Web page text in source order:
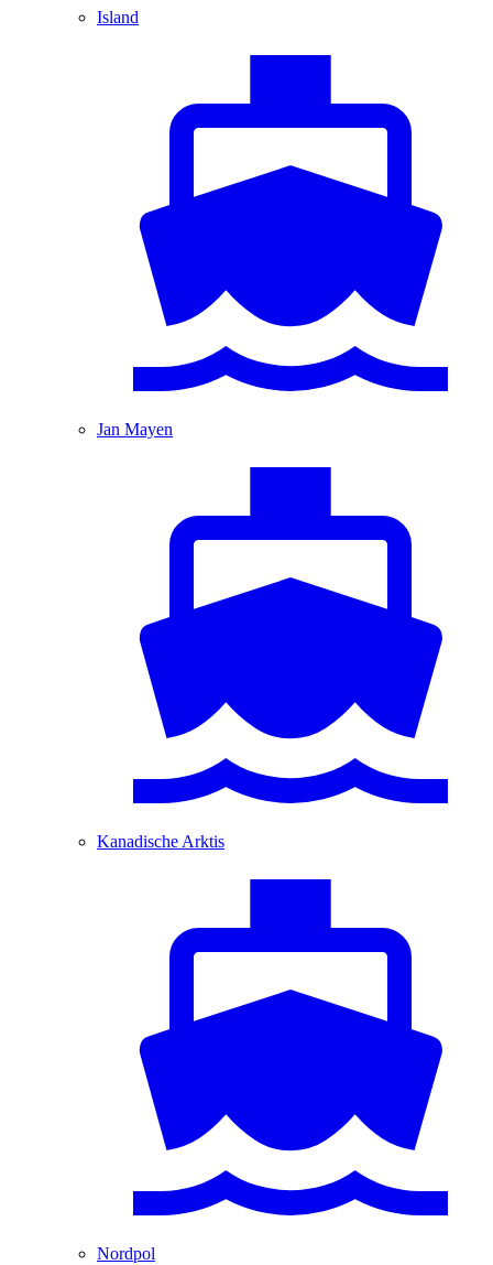
Island
Jan Mayen
Kanadische Arktis
Nordpol